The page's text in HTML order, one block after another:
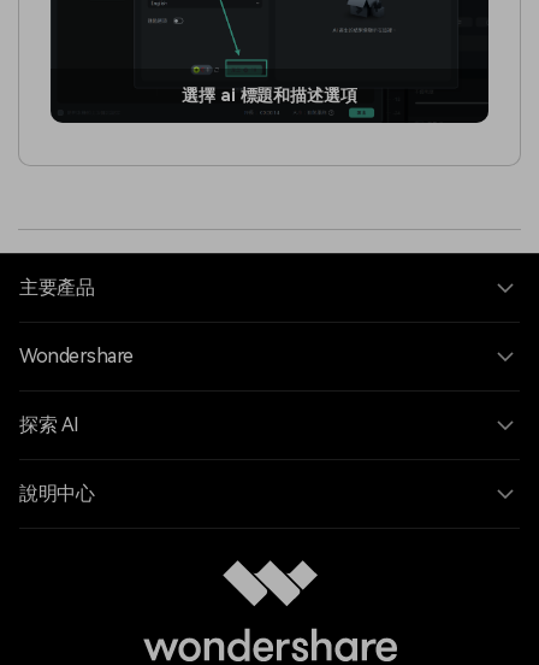
選擇 ai 標題和描述選項
主要產品
Wondershare
探索 AI
說明中心